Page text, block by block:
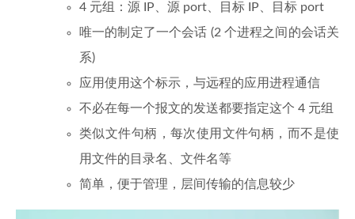
4 元组：源 IP、源 port、目标 IP、目标 port
唯一的制定了一个会话 (2 个进程之间的会话关
系)
应用使用这个标示，与远程的应用进程通信
不必在每一个报文的发送都要指定这个 4 元组
类似文件句柄，每次使用文件句柄，而不是使
用文件的目录名、文件名等
简单，便于管理，层间传输的信息较少